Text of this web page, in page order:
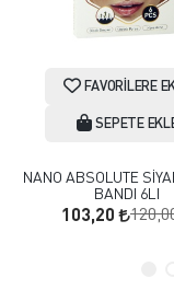
FAVORILERE
SEPETE
NANO ABSOLUTE
BANDI 6LI
103,20